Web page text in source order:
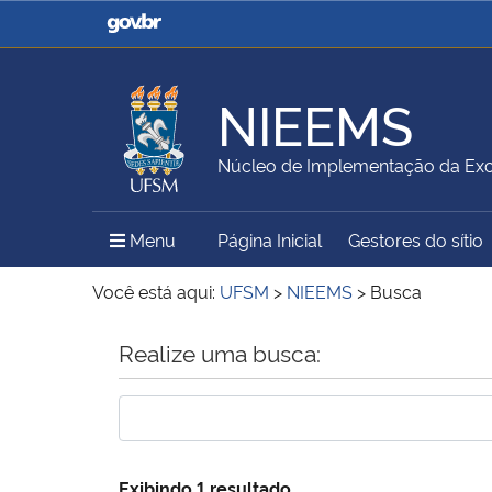
Casa Civil
Ministério da Justiça e
Ministério da Agricultura,
Pecuária e Abastecimento
Ministério da Educação
Ministério do Meio Ambiente Ministério do Turismo
NIEEMS
Núcleo de Implementação da
Menu Menu Principal do Sítio
Página Inicial Gestores do sítio
Você está aqui: UFSM > NIEEMS > Busca
Início do conteúdo
Realize uma busca:
Exibindo 1 resultado